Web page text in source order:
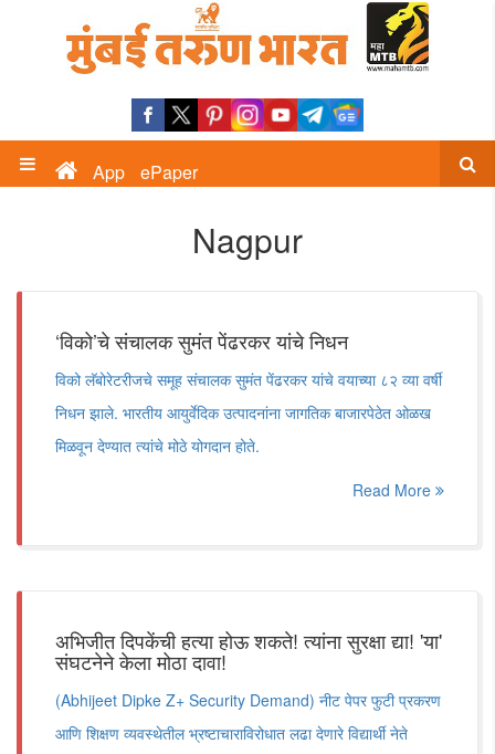
App ePaper
Nagpur
‘विको’चे संचालक सुमंत पेंढरकर यांचे निधन
विको लॅबोरेटरीजचे समूह संचालक सुमंत पेंढरकर यांचे वयाच्या ८२ व्या वर्षी
निधन झाले. भारतीय आयुर्वेदिक उत्पादनांना जागतिक बाजारपेठेत ओळख
मिळवून देण्यात त्यांचे मोठे योगदान होते.
Read More
अभिजीत दिपकेंची हत्या होऊ शकते! त्यांना सुरक्षा द्या! 'या'
संघटनेने केला मोठा दावा!
(Abhijeet Dipke Z+ Security Demand) नीट पेपर फुटी प्रकरण
आणि शिक्षण व्यवस्थेतील भ्रष्टाचाराविरोधात लढा देणारे विद्यार्थी नेते